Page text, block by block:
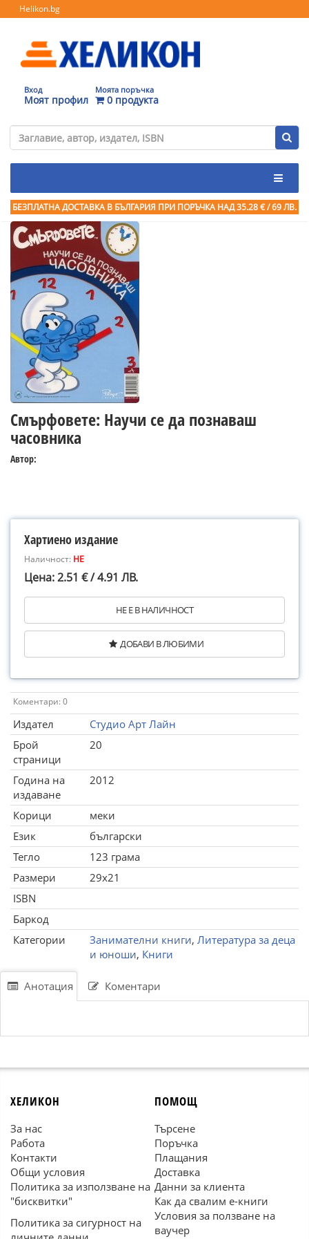
Helikon.bg
Вход
Моят профил
Моята поръчка
0 продукта
БЕЗПЛАТНА ДОСТАВКА В БЪЛГАРИЯ ПРИ ПОРЪЧКА НАД 35.28 € / 69 ЛВ.
Смърфовете: Научи се да познаваш
часовника
Автор:
Хартиено издание
Наличност: НЕ
Цена: 2.51 € / 4.91 ЛВ.
НЕ Е В НАЛИЧНОСТ
ДОБАВИ В ЛЮБИМИ
Коментари: 0
Издател
Студио Арт Лайн
Брой
страници
20
Година на
издаване
2012
Корици
меки
Език
български
Тегло
123 грама
Размери
29x21
ISBN
Баркод
Категории
Занимателни книги, Литература за деца
и юноши, Книги
Анотация Коментари
ХЕЛИКОН
За нас
Работа
Контакти
Общи условия
Политика за използване на
"бисквитки"
Политика за сигурност на
ПОМОЩ
Търсене
Поръчка
Плащания
Доставка
Данни за клиента
Как да свалим е-книги
Условия за ползване на
ваучер